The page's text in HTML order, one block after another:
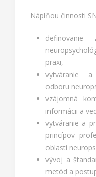
Náplňou činnosti
definovanie
praxi,
vytváranie a
odboru
vzájomná
informácii a
vytváranie a
princípov
oblasti
vývoj a
metód a